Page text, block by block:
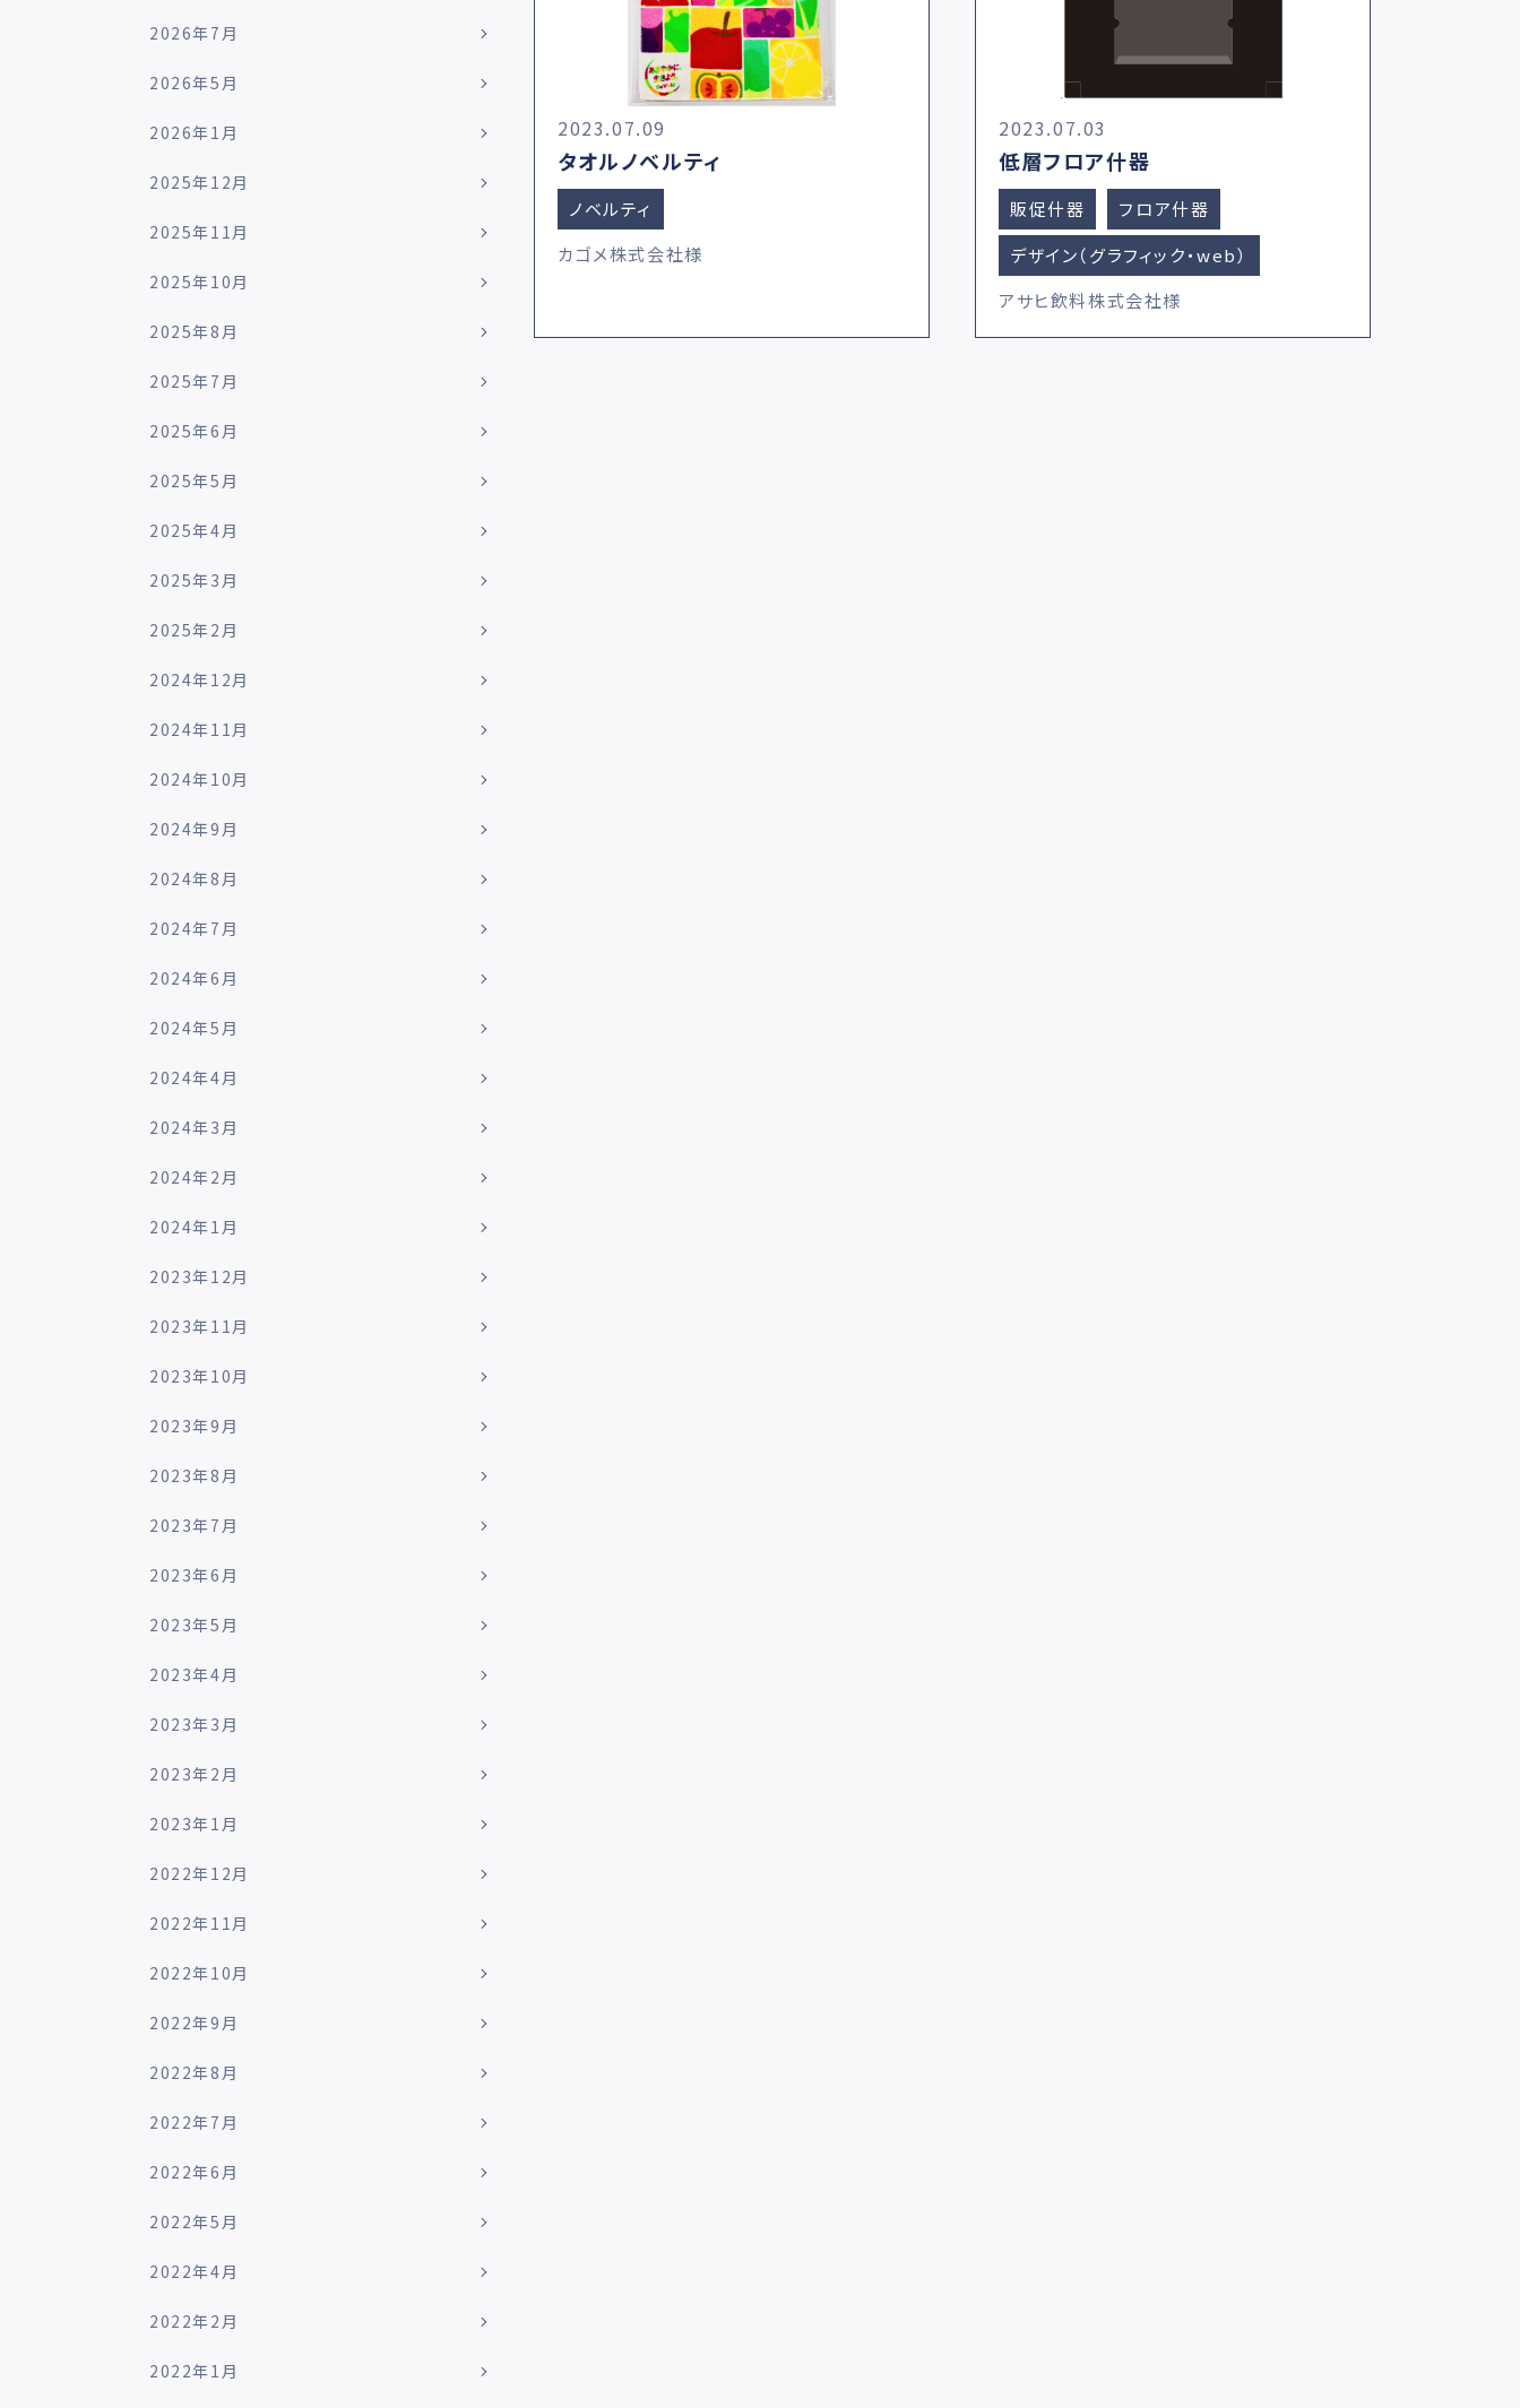
2023.07.09
タオルノベルティ
ノベルティ
カゴメ株式会社様
2023.07.03
低層フロア什器
販促什器
フロア什器
デザイン（グラフィック・web）
アサヒ飲料株式会社様
2026年7月
2026年5月
2026年1月
2025年12月
2025年11月
2025年10月
2025年8月
2025年7月
2025年6月
2025年5月
2025年4月
2025年3月
2025年2月
2024年12月
2024年11月
2024年10月
2024年9月
2024年8月
2024年7月
2024年6月
2024年5月
2024年4月
2024年3月
2024年2月
2024年1月
2023年12月
2023年11月
2023年10月
2023年9月
2023年8月
2023年7月
2023年6月
2023年5月
2023年4月
2023年3月
2023年2月
2023年1月
2022年12月
2022年11月
2022年10月
2022年9月
2022年8月
2022年7月
2022年6月
2022年5月
2022年4月
2022年2月
2022年1月